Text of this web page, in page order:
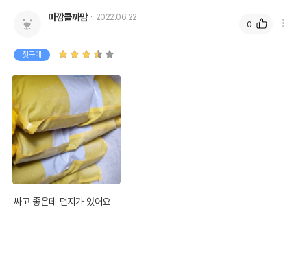
마깜콜까맘 2022.06.22
첫구매
싸고 좋은데 먼지가 있어요
0